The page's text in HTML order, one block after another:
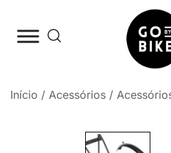
para
Go By
Início / Acessórios /